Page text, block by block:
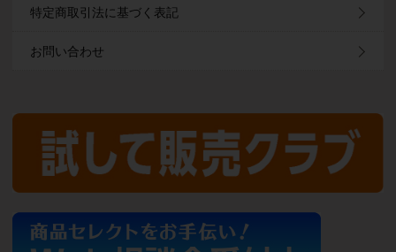
特定商取引法に基づく表記
お問い合わせ